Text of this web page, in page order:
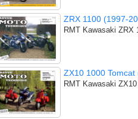
ZRX 1100 (1997-
RMT Kawasaki ZRX
ZX10 1000 Tomcat
RMT Kawasaki